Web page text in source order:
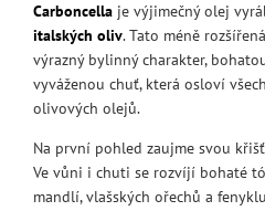
Carboncella je výjimečný olej
italských oliv. Tato méně
výrazný bylinný charakter,
vyváženou chuť, která osloví
olivových olejů.
Na první pohled zaujme svou
Ve vůni i chuti se rozvíjí bohaté
mandlí, vlašských ořechů a